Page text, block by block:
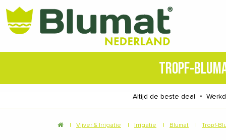
TROPF-
Altijd de beste deal ・
Vijver & Irrigatie Irrigatie Blumat Tropf-